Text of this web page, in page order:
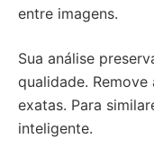
entre imagens.
Sua análise
qualidade.
exatas. Para
inteligente.